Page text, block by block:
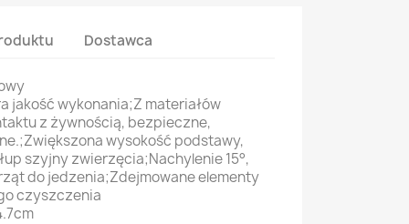
Dostawca
jakość wykonania;Z materiałów
z żywnością, bezpieczne,
wysokość podstawy,
szyjny zwierzęcia;Nachylenie 15°,
do jedzenia;Zdejmowane elementy
czyszczenia